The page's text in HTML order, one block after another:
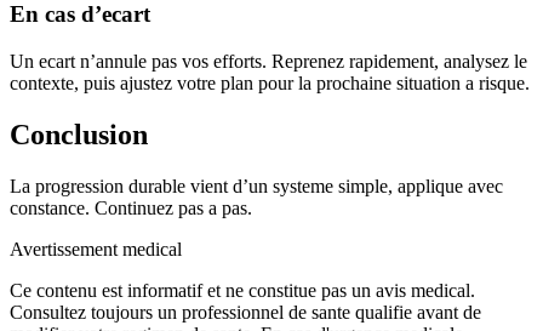
En cas d’ecart
Un ecart n’annule pas vos efforts. Reprenez rapidement, analysez le
contexte, puis ajustez votre plan pour la prochaine situation a risque.
Conclusion
La progression durable vient d’un systeme simple, applique avec
constance. Continuez pas a pas.
Avertissement medical
Ce contenu est informatif et ne constitue pas un avis medical.
Consultez toujours un professionnel de sante qualifie avant de